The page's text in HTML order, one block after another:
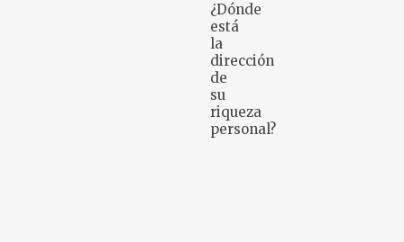
¿Dónde
está
la
dirección
de
su
riqueza
personal?